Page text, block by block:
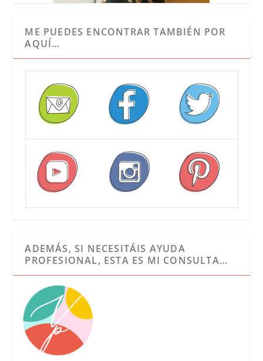
ME PUEDES ENCONTRAR TAMBIÉN POR
AQUÍ…
ADEMÁS, SI NECESITÁIS AYUDA
PROFESIONAL, ESTA ES MI CONSULTA…